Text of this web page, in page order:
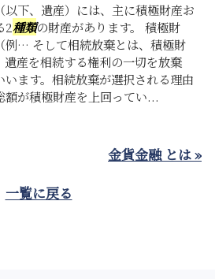
下、遺産）には、主に積極財産お
2種類の財産があります。 積極財
… そして相続放棄とは、積極財
産を相続する権利の一切を放棄
います。相続放棄が選択される理由
額が積極財産を上回ってい...
金貨金融 とは »
一覧に戻る